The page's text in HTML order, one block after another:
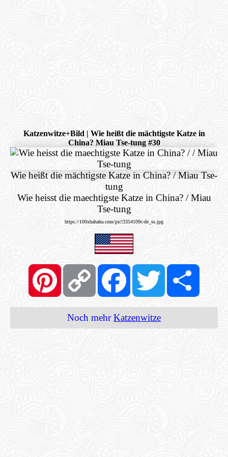
Katzenwitze+Bild | Wie heißt die mächtigste Katze in
China? Miau Tse-tung #30
Wie heißt die mächtigste Katze in China? / Miau Tse-
tung
Wie heisst die maechtigste Katze in China? / Miau
Tse-tung
https://100xhahaha.com/pic!3354109c-de_ss.jpg
Pinterest Copy
Link
FacebookTwitter
Noch mehrKatzenwitze